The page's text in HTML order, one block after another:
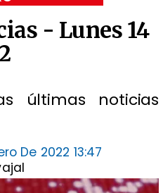
- Lunes 14
últimas noticias
De 2022 13:47